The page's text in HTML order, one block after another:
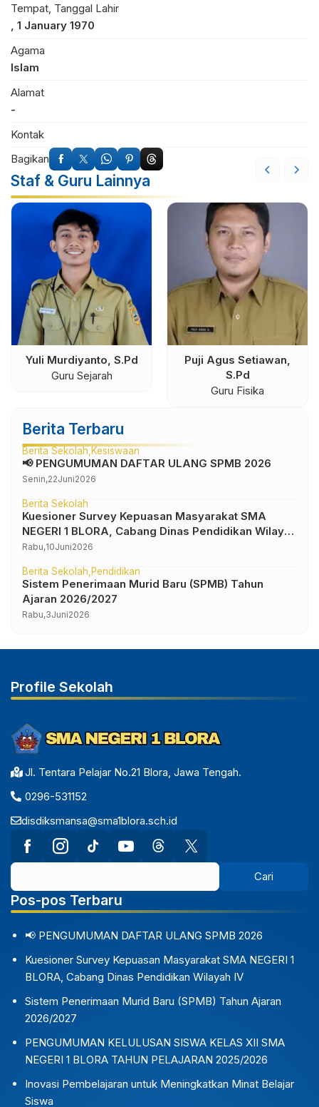
Tempat, Tanggal Lahir
, 1 January 1970
Agama
Islam
Alamat
-
Kontak
Bagikan
Staf & Guru Lainnya
Yuli Murdiyanto, S.Pd
Guru Sejarah
Puji Agus Setiawan,
S.Pd
Guru Fisika
Berita Terbaru
Berita Sekolah Kesiswaan
📢 PENGUMUMAN DAFTAR ULANG SPMB 2026
Senin,22Juni2026
Berita Sekolah
Kuesioner Survey Kepuasan Masyarakat SMA
NEGERI 1 BLORA, Cabang Dinas Pendidikan Wilayah
IV
Rabu,10Juni2026
Berita Sekolah Pendidikan
Sistem Penerimaan Murid Baru (SPMB) Tahun
Ajaran 2026/2027
Rabu,3Juni2026
Profile Sekolah
Jl. Tentara Pelajar No.21 Blora, Jawa Tengah.
0296-531152
disdiksmansa@sma1blora.sch.id
Pos-pos Terbaru
📢 PENGUMUMAN DAFTAR ULANG SPMB 2026
Kuesioner Survey Kepuasan Masyarakat SMA NEGERI 1
BLORA, Cabang Dinas Pendidikan Wilayah IV
Sistem Penerimaan Murid Baru (SPMB) Tahun Ajaran
2026/2027
PENGUMUMAN KELULUSAN SISWA KELAS XII SMA
NEGERI 1 BLORA TAHUN PELAJARAN 2025/2026
Inovasi Pembelajaran untuk Meningkatkan Minat Belajar
Siswa